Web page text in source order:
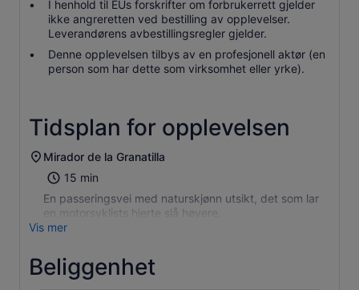
I henhold til EUs forskrifter om forbrukerrett gjelder
ikke angreretten ved bestilling av opplevelser.
Leverandørens avbestillingsregler gjelder.
Denne opplevelsen tilbys av en profesjonell aktør (en
person som har dette som virksomhet eller yrke).
Tidsplan for opplevelsen
Mirador de la Granatilla
15 min
En passeringsvei med naturskjønn utsikt, det som lar
en motorsyklists hjerte slå høyere.
Vis mer
Beliggenhet